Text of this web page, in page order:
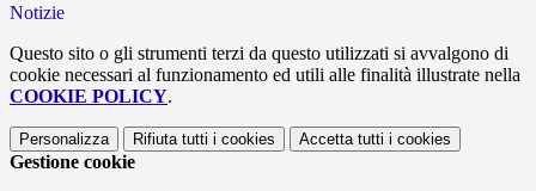
Notizie
Questo sito o gli strumenti terzi da questo utilizzati si avvalgono di
cookie necessari al funzionamento ed utili alle finalità illustrate nella
COOKIE POLICY.
Personalizza Rifiuta tutti i cookies Accetta tutti i cookies
Gestione cookie